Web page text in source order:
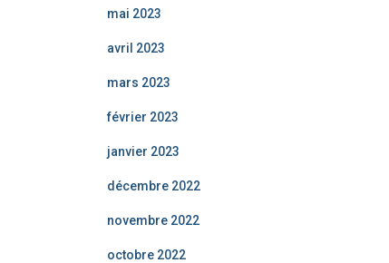
mai 2023
avril 2023
mars 2023
février 2023
janvier 2023
décembre 2022
novembre 2022
octobre 2022